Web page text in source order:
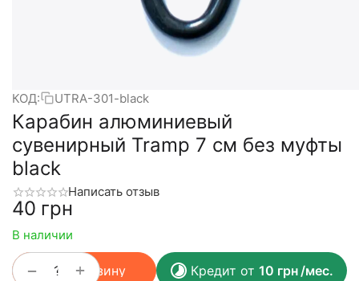
КОД: UTRA-301-black
Карабин алюминиевый
сувенирный Tramp 7 см без муфты
black
Написать отзыв
‍40‍ грн
В наличии
+
− В корзину Кредит от 10 грн/мес.